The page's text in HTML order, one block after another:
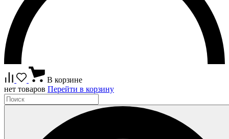
В корзине
нет товаров Перейти в корзину